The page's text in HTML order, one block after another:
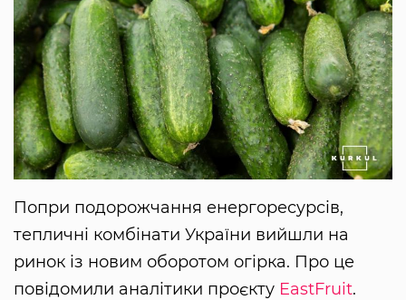
Попри подорожчання енергоресурсів,
тепличні комбінати України вийшли на
ринок із новим оборотом огірка. Про це
повідомили аналітики проєкту EastFruit.